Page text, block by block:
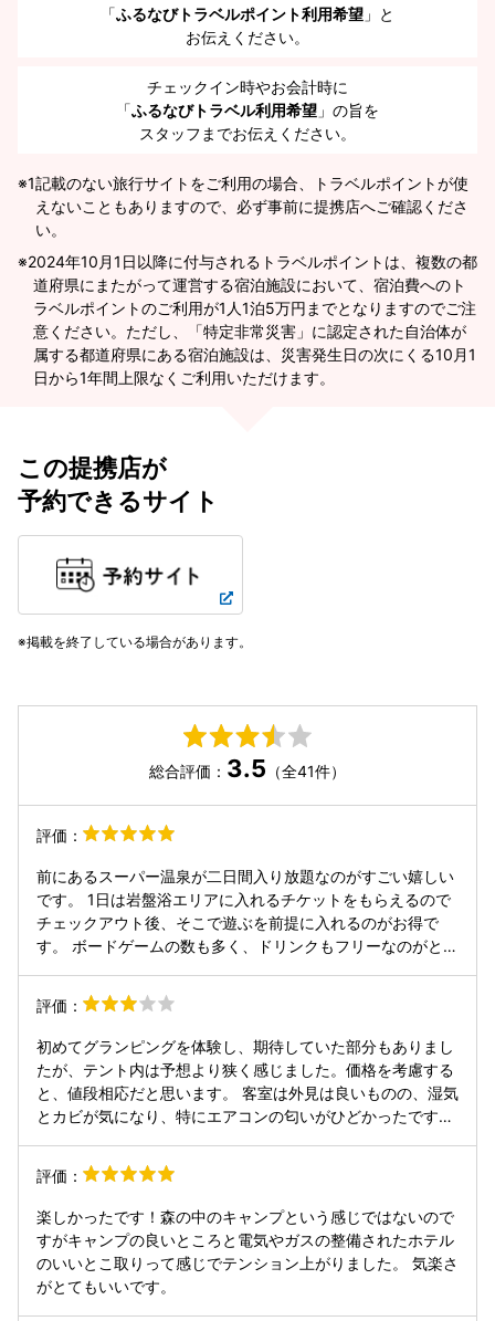
「ふるなびトラベルポイント利用希望 」と
お伝えください。
チェックイン時やお会計時に
「ふるなびトラベル利用希望 」の旨を
スタッフまでお伝えください。
※1記載のない旅行サイトをご利用の場合、トラベルポイントが使
えないこともありますので、必ず事前に提携店へご確認くださ
い。
2024年10月1日以降に付与されるトラベルポイントは、複数の都
道府県にまたがって運営する宿泊施設において、宿泊費へのト
ラベルポイントのご利用が1人1泊5万円までとなりますのでご注
意ください。ただし、「特定非常災害」に認定された自治体が
属する都道府県にある宿泊施設は、災害発生日の次にくる10月1
日から1年間上限なくご利用いただけます。
この提携店が
予約できるサイト
掲載を終了している場合があります。
総合評価： 3.5 （全41件）
評価：
前にあるスーパー温泉が二日間入り放題なのがすごい嬉しい
です。 1日は岩盤浴エリアに入れるチケットをもらえるので
チェックアウト後、そこで遊ぶを前提に入れるのがお得で
す。 ボードゲームの数も多く、ドリンクもフリーなのがとて
星もとても綺麗です。 暗くなるのが早いので食事は早い時間
に済ませるほうがいいかも。 ドームも見た目より広く、冷暖
房完備なのでとても快適でした。 駐車場が気持ち遠いのがち
ょっと残念ポイント。 あと雨の日だと結構不便だろうなーの
印象です（グランピングはどこも雨だと不便ですが、、、）
しっかり遊べて近くにめんたいパークやアウトレットなんか
もあるのでついでに立ち寄りもオススメです。
評価：
初めてグランピングを体験し、期待していた部分もありまし
たが、テント内は予想より狭く感じました。価格を考慮する
と、値段相応だと思います。 客室は外見は良いものの、湿気
とカビが気になり、特にエアコンの匂いがひどかったです。
通の内容でした。 一方で、隣接する入浴施設はスーパー銭湯
で、入り放題に加え、ソフトクリームやコーヒーの飲み放題
が非常に嬉しかったです。テントからの移動には専用の外付
けエレベーターがあり、便利でした。
評価：
楽しかったです！森の中のキャンプという感じではないので
すがキャンプの良いところと電気やガスの整備されたホテル
のいいとこ取りって感じでテンション上がりました。 気楽さ
がとてもいいです。